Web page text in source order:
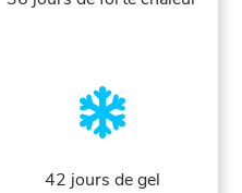
42 jours de gel